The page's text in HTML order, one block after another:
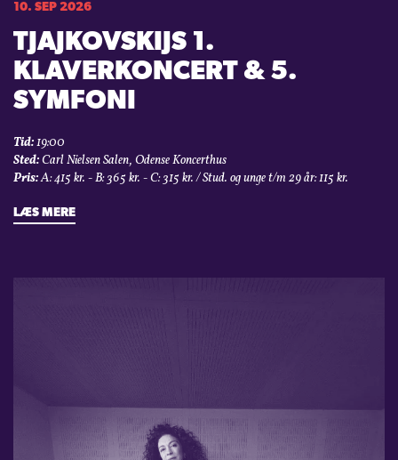
10. SEP 2026
TJAJKOVSKIJS 1.
KLAVERKONCERT & 5.
SYMFONI
Tid:19:00
Sted:Carl Nielsen Salen, Odense Koncerthus
Pris:A: 415 kr. - B: 365 kr. - C: 315 kr. / Stud. og unge t/m 29 år: 115 kr.
LÆS MERE